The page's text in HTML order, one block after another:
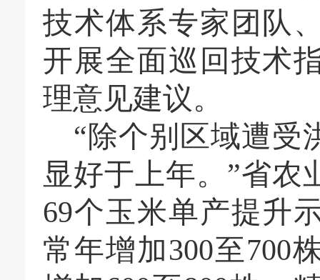
技术体系专家团队
开展全面巡回技术
理意见建议。
“除个别区域遭受
显好于上年。”省农
69个玉米单产提升
常年增加300至700